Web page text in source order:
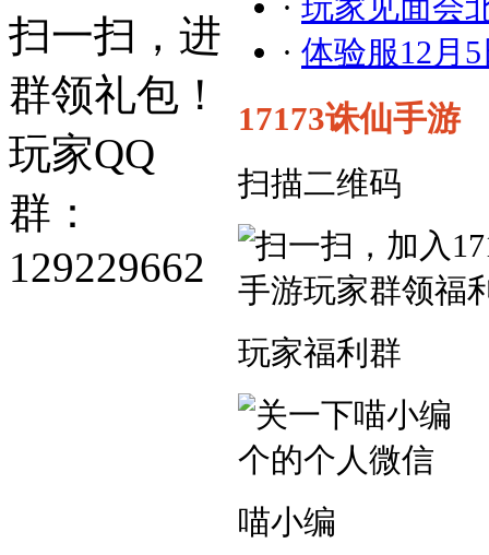
· 玩家见面会
· 体验服12月
17173诛仙手游
扫描二维码
玩家福利群
喵小编
扫一扫，进
群领礼包！
玩家QQ
群：
129229662